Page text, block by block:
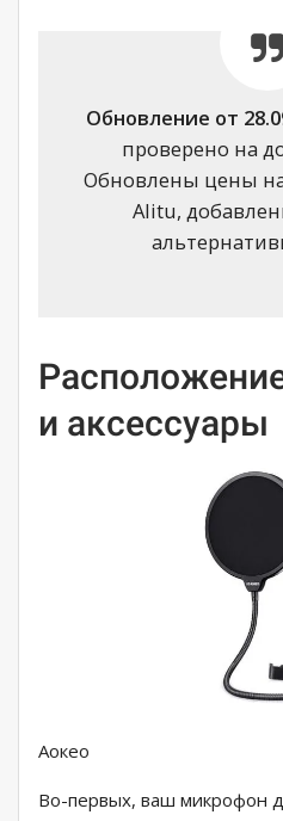
Обновление от
проверено на
Обновлены цены
Alitu,
и аксессуары
Аокео
Во-первых, ваш микрофон